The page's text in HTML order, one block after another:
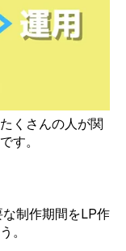
くさんの人が関
す。
制作期間をLP作
。